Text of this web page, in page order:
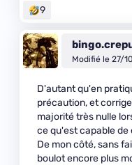
9
Modifié le 27/
D'autant qu'en
précaution, et
majorité très nulle
ce qu'est capable de
De mon côté, sans
boulot encore plus